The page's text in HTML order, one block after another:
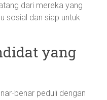
dari mereka yang
sosial dan siap untuk
yang
benar peduli dengan